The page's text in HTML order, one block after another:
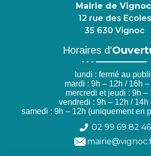
Mairie de Vignoc
12 rue des Ecoles
35 630 Vignoc
Horaires d'
lundi : fermé au
mardi : 9h – 12h / 16h –
mercredi et jeudi : 9h –
vendredi : 9h – 12h / 14h
samedi : 9h – 12h (uniquement en
02 99 69 82 46